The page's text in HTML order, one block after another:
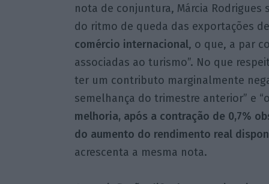
nota de conjuntura, Márcia
do ritmo de queda das exportações
comércio internacional, o que, a par
associadas ao turismo”. No que
ter um contributo marginalmente
semelhança do trimestre anterior” e “o
melhoria, após a contração de 0,7%
do aumento do rendimento real
acrescenta a mesma nota.